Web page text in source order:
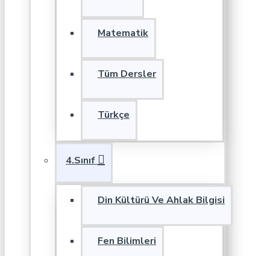
Matematik
Tüm Dersler
Türkçe
4.Sınıf
Din Kültürü Ve Ahlak Bilgisi
Fen Bilimleri